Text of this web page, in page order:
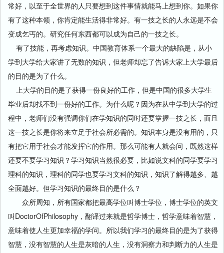
常好，以至于全世界的人只要想到这件事情就能马上想到你。如果你
有了这种本领，你肯定能生活得非常好。有一技之长的人永远是不会
变成乞丐的。研究任何东西都可以成为自己的一技之长。
有了技能，再考虑知识。中国教育体系一个最大的缺陷是，从小
学到大学给大家讲了无数的知识，但老师却忘了告诉大家上大学最后
的目的是为了什么。
上大学的目的是了获得一份良好的工作，但是中国的很多大学生
毕业后却找不到一份好的工作。为什么呢？因为在从中学到大学的过
程中，老师们没有强调你们在学知识的同时还要掌握一技之长，而且
这一技之长是你将来立足于社会所必需的。知识本身是没有用的，只
有把它用于社会才能发挥它的作用。那么可能有人就会问，既然这样
还要不要学习知识？学习知识当然很必要，比如说文科的同学要学习
理科的知识，理科的同学也要学习文科的知识，知识了解得越多、越
全面越好。但学习知识的最终目的是什么？
众所周知，所有国家都把最高学位叫博士学位，博士学位的英文
叫DoctorOfPhilosophy，翻译过来就是哲学博士，哲学意味着智慧，
意味着使人生更加幸福的学问。所以我们学习的最终目的是为了获得
智慧，没有智慧的人生是灰暗的人生，没有洞察力和判断力的人生是